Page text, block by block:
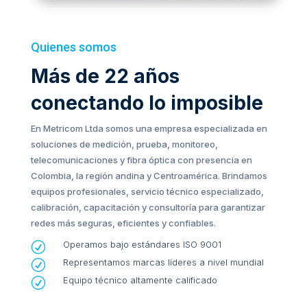
Quienes somos
Más de 22 años
conectando lo imposible
En Metricom Ltda somos una empresa especializada en
soluciones de medición, prueba, monitoreo,
telecomunicaciones y fibra óptica con presencia en
Colombia, la región andina y Centroamérica. Brindamos
equipos profesionales, servicio técnico especializado,
calibración, capacitación y consultoría para garantizar
redes más seguras, eficientes y confiables.
R Operamos bajo estándares ISO 9001
R Representamos marcas líderes a nivel mundial
R Equipo técnico altamente calificado